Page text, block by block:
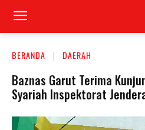
BERANDA DAERAH
Baznas Garut Terima
Syariah Inspektorat